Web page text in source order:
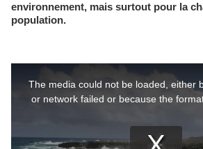
environnement, mais surtout pour la
population.